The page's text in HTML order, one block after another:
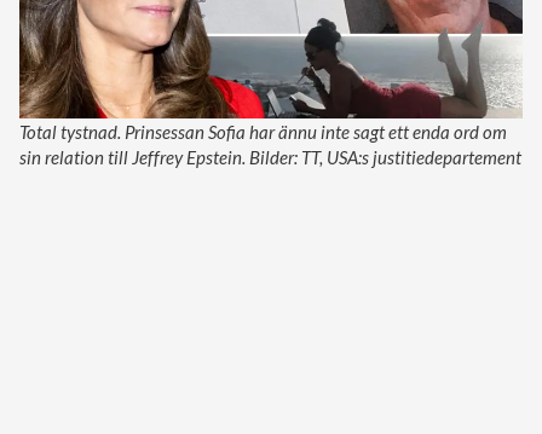
Total tystnad. Prinsessan Sofia har ännu inte sagt ett enda ord om
sin relation till Jeffrey Epstein. Bilder: TT, USA:s justitiedepartement